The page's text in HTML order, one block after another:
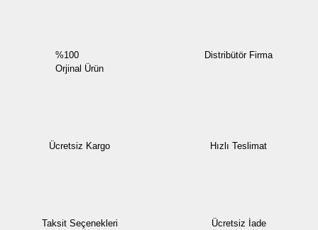
%100
Orjinal Ürün
Distribütör Firma
Ücretsiz Kargo Hızlı Teslimat
Taksit Seçenekleri Ücretsiz İade